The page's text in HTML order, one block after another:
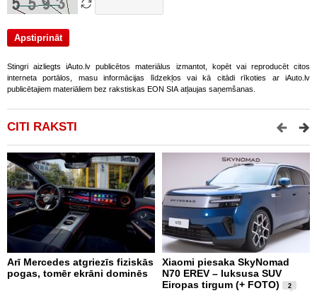
Stingri aizliegts iAuto.lv publicētos materiālus izmantot, kopēt vai reproducēt citos
interneta portālos, masu informācijas līdzekļos vai kā citādi rīkoties ar iAuto.lv
publicētajiem materiāliem bez rakstiskas EON SIA atļaujas saņemšanas.
CITI RAKSTI
Arī Mercedes atgriezīs fiziskās
pogas, tomēr ekrāni dominēs
Xiaomi piesaka SkyNomad
N70 EREV – luksusa SUV
Eiropas tirgum (+ FOTO)
2